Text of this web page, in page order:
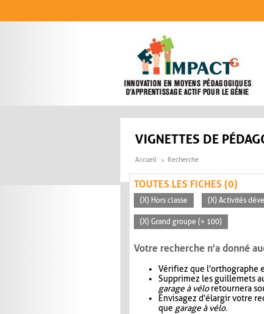
VIGNETTES DE
Accueil Recherche
TOUTES LES FICHES (0)
(X) Hors classe (X) Activités
(X) Grand groupe (> 100)
Votre recherche n'a donné
Vérifiez que l'orthographe
Supprimez les guillemets
garage à véloretournera
Envisagez d'élargir votre
que garage à vélo.